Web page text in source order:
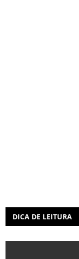
DICA DE LEITURA